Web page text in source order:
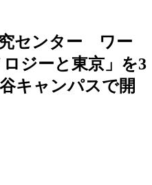
センター ワー
ジーと東京」を3
キャンパスで開